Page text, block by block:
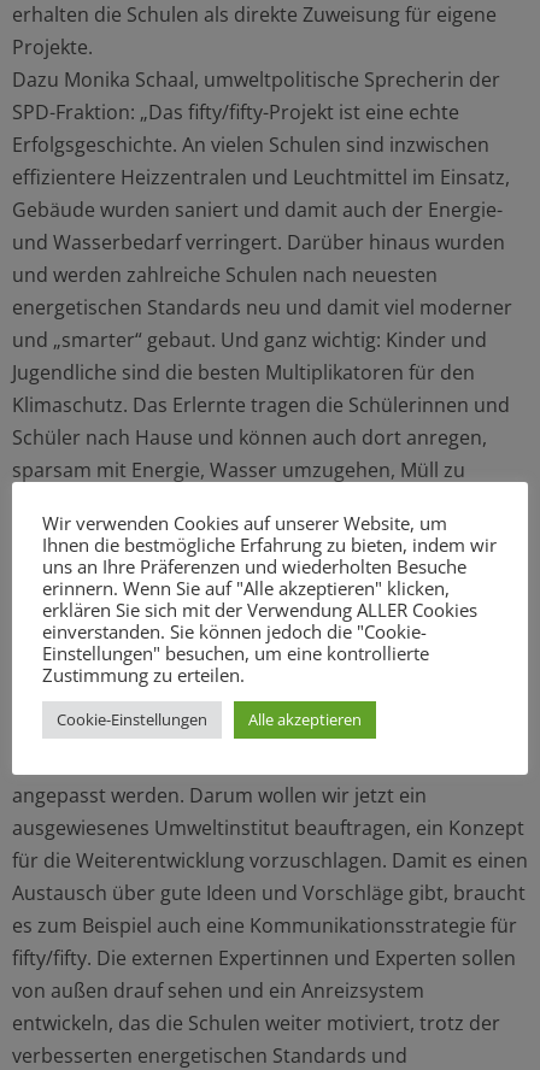
erhalten die Schulen als direkte Zuweisung für eigene
Projekte.
Dazu Monika Schaal, umweltpolitische Sprecherin der
SPD-Fraktion: „Das fifty/fifty-Projekt ist eine echte
Erfolgsgeschichte. An vielen Schulen sind inzwischen
effizientere Heizzentralen und Leuchtmittel im Einsatz,
Gebäude wurden saniert und damit auch der Energie-
und Wasserbedarf verringert. Darüber hinaus wurden
und werden zahlreiche Schulen nach neuesten
energetischen Standards neu und damit viel moderner
und „smarter“ gebaut. Und ganz wichtig: Kinder und
Jugendliche sind die besten Multiplikatoren für den
Klimaschutz. Das Erlernte tragen die Schülerinnen und
Schüler nach Hause und können auch dort anregen,
sparsam mit Energie, Wasser umzugehen, Müll zu
sie auch weiterhin lernen, wie und warum wir mit
unseren Ressourcen sparsam umgehen sollten. Klar ist:
Wenn wir unsere Klimaschutzziele erreichen wollen,
müssen alle mitmachen und alle Möglichkeiten dazu
ausgeschöpft werden. Wir wollen fifty/fifty deshalb
künftig für alle Schulformen und Altersstufen
weiterentwickeln. Die Grundidee des Programms ist
angepasst werden. Darum wollen wir jetzt ein
ausgewiesenes Umweltinstitut beauftragen, ein Konzept
für die Weiterentwicklung vorzuschlagen. Damit es einen
Austausch über gute Ideen und Vorschläge gibt, braucht
es zum Beispiel auch eine Kommunikationsstrategie für
fifty/fifty. Die externen Expertinnen und Experten sollen
von außen drauf sehen und ein Anreizsystem
entwickeln, das die Schulen weiter motiviert, trotz der
verbesserten energetischen Standards und
Wir verwenden Cookies auf unserer Website, um
Ihnen die bestmögliche Erfahrung zu bieten, indem wir
uns an Ihre Präferenzen und wiederholten Besuche
erinnern. Wenn Sie auf "Alle akzeptieren" klicken,
erklären Sie sich mit der Verwendung ALLER Cookies
einverstanden. Sie können jedoch die "Cookie-
Einstellungen" besuchen, um eine kontrollierte
Zustimmung zu erteilen.
Cookie-Einstellungen Alle akzeptieren